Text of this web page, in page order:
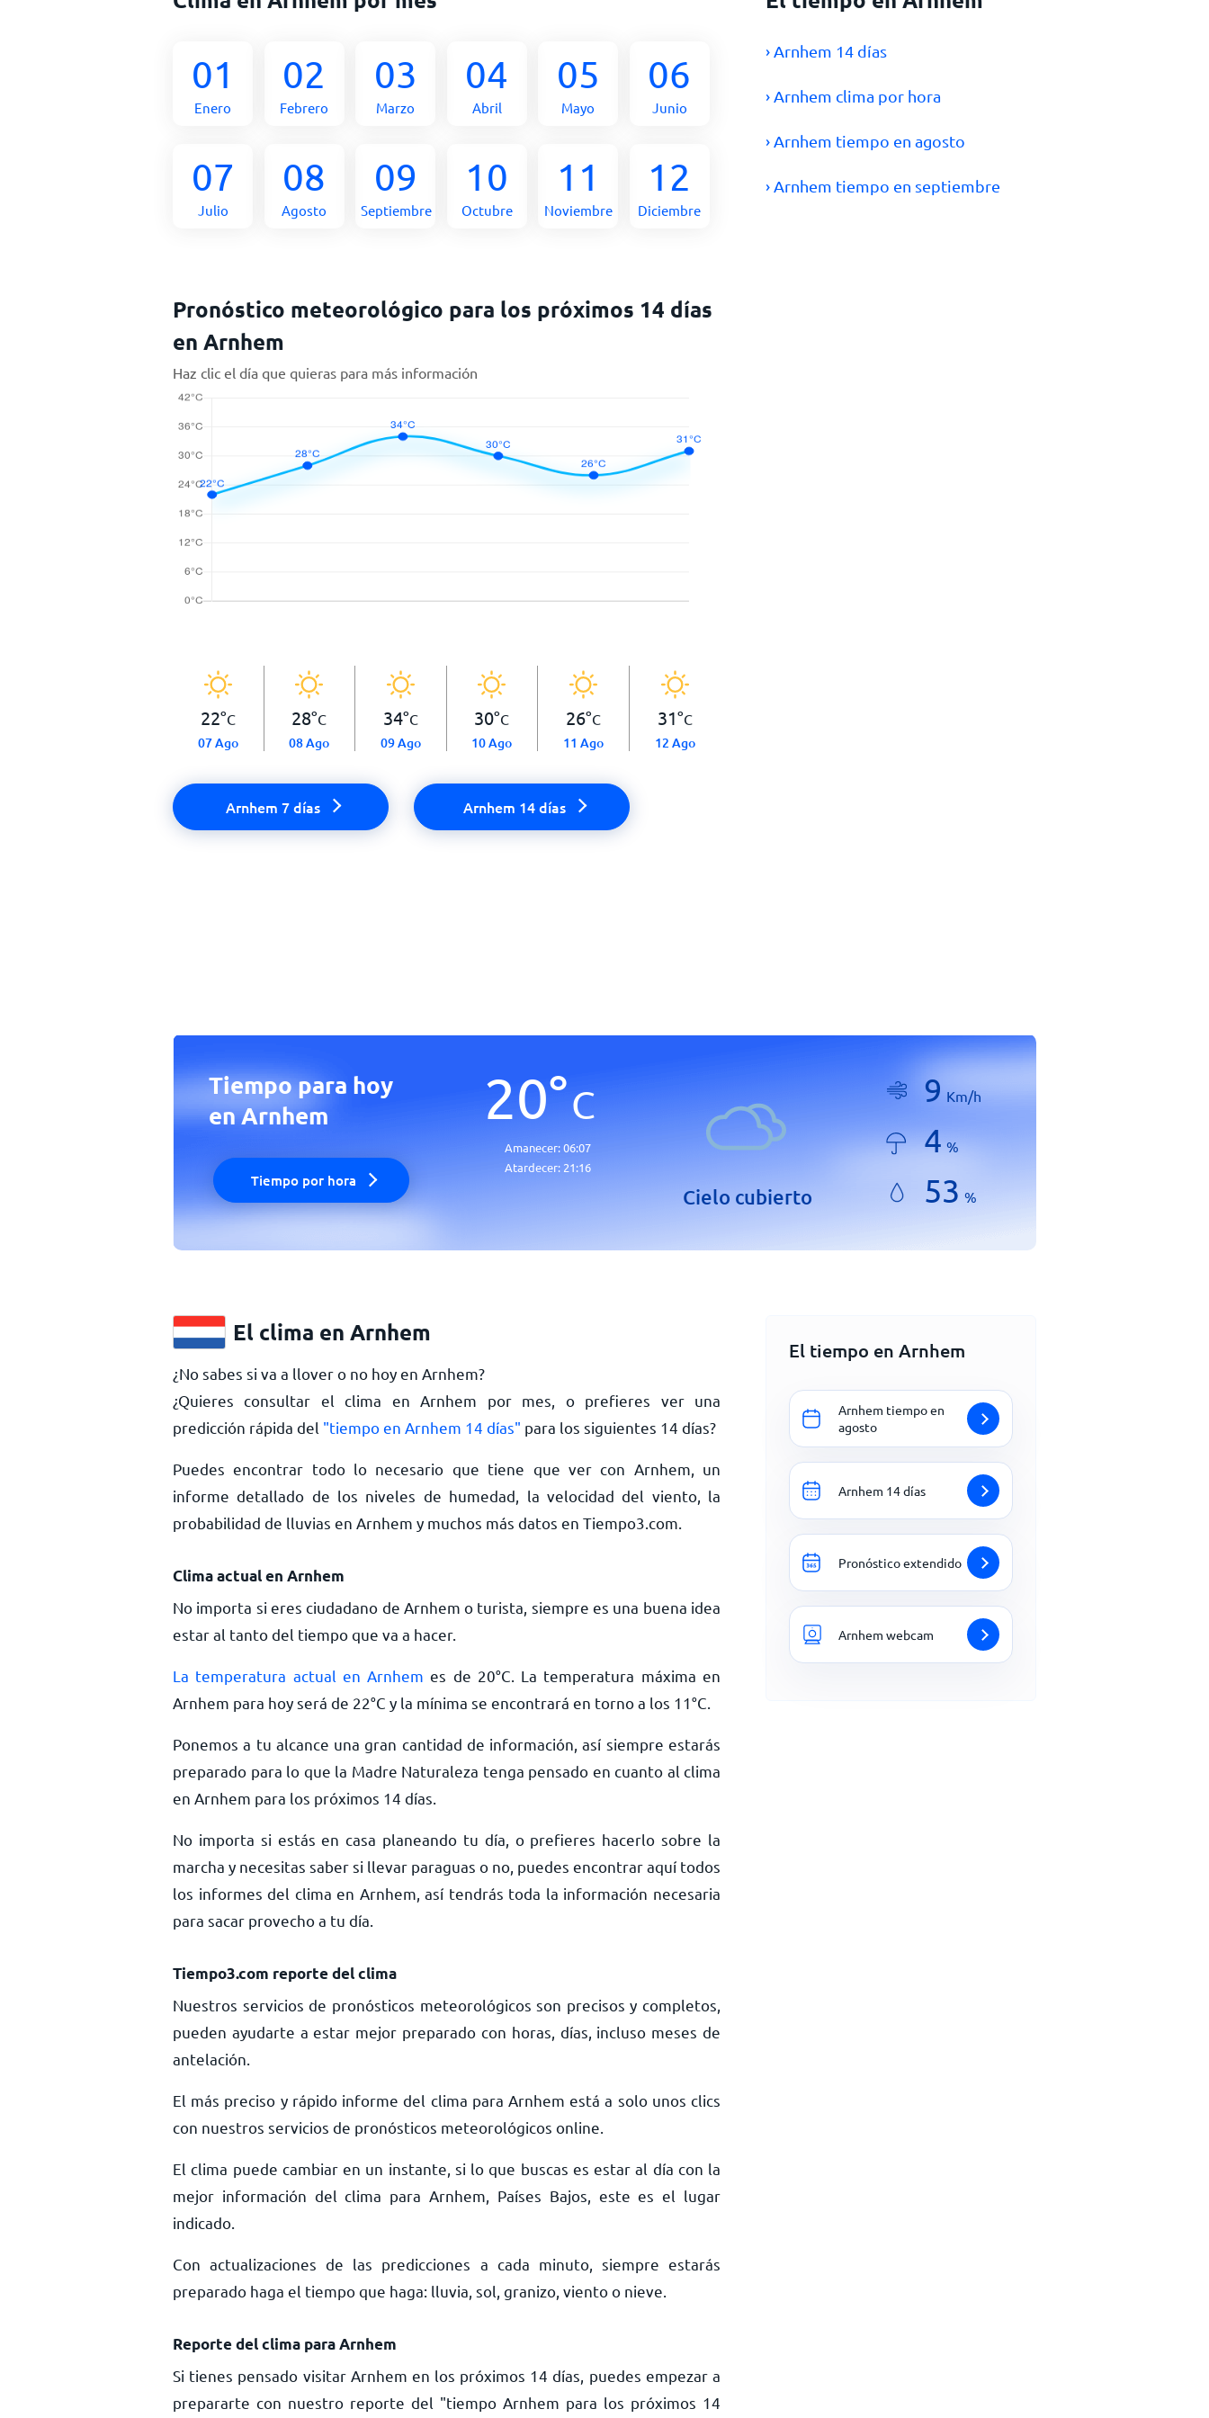
01
Enero
02
Febrero
03
Marzo
04
Abril
05
Mayo
06
Junio
07
Julio
08
Agosto
09
Septiembre
10
Octubre
11
Noviembre
12
Diciembre
› Arnhem 14 días
› Arnhem clima por hora
› Arnhem tiempo en agosto
› Arnhem tiempo en septiembre
Pronóstico meteorológico para los próximos 14 días
en Arnhem
Haz clic el día que quieras para más información
22°C
07 Ago
28°C
08 Ago
34°C
09 Ago
30°C
10 Ago
26°C
11 Ago
31°C
12 Ago
Arnhem 7 días Arnhem 14 días
Tiempo para hoy
en Arnhem
Tiempo por hora
20°C
Amanecer:06:07
Atardecer: 21:16
Cielo cubierto
9 Km/h
4 %
53 %
El clima en Arnhem
¿No sabes si va a llover o no hoy en Arnhem?
¿Quieres consultar el clima en Arnhem por mes, o prefieres ver una
predicción rápida del "tiempo en Arnhem 14 días" para los siguientes 14 días?
Puedes encontrar todo lo necesario que tiene que ver con Arnhem, un
informe detallado de los niveles de humedad, la velocidad del viento, la
probabilidad de lluvias en Arnhem y muchos más datos en Tiempo3.com.
Clima actual en Arnhem
No importa si eres ciudadano de Arnhem o turista, siempre es una buena idea
estar al tanto del tiempo que va a hacer.
La temperatura actual en Arnhem es de 20°C . La temperatura máxima en
Arnhem para hoy será de 22°C y la mínima se encontrará en torno a los 11°C
Ponemos a tu alcance una gran cantidad de información, así siempre estarás
preparado para lo que la Madre Naturaleza tenga pensado en cuanto al clima
en Arnhem para los próximos 14 días.
No importa si estás en casa planeando tu día, o prefieres hacerlo sobre la
marcha y necesitas saber si llevar paraguas o no, puedes encontrar aquí todos
los informes del clima en Arnhem, así tendrás toda la información necesaria
para sacar provecho a tu día.
Tiempo3.com reporte del clima
Nuestros servicios de pronósticos meteorológicos son precisos y completos,
pueden ayudarte a estar mejor preparado con horas, días, incluso meses de
antelación.
El más preciso y rápido informe del clima para Arnhem está a solo unos clics
con nuestros servicios de pronósticos meteorológicos online.
El clima puede cambiar en un instante, si lo que buscas es estar al día con la
mejor información del clima para Arnhem, Países Bajos, este es el lugar
indicado.
Con actualizaciones de las predicciones a cada minuto, siempre estarás
preparado haga el tiempo que haga: lluvia, sol, granizo, viento o nieve.
Reporte del clima para Arnhem
Si tienes pensado visitar Arnhem en los próximos 14 días, puedes empezar a
prepararte con nuestro reporte del "tiempo Arnhem para los próximos 14
El tiempo en Arnhem
Arnhem tiempo en
agosto
Arnhem 14 días
Pronóstico extendido
Arnhem webcam